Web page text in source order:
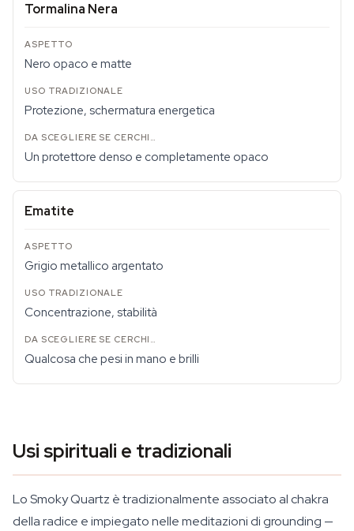
Tormalina Nera
Nero opaco e matte
Protezione, schermatura energetica
Un protettore denso e completamente opaco
Ematite
Grigio metallico argentato
Concentrazione, stabilità
Qualcosa che pesi in mano e brilli
Usi spirituali e tradizionali
Lo Smoky Quartz è tradizionalmente associato al chakra
della radice e impiegato nelle meditazioni di grounding —